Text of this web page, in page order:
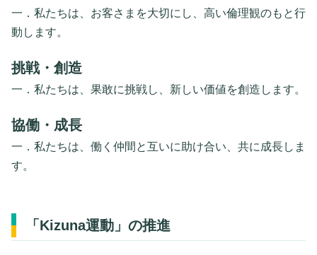
一．私たちは、お客さまを大切にし、高い倫理観のもと行
動します。
挑戦・創造
一．私たちは、果敢に挑戦し、新しい価値を創造します。
協働・成長
一．私たちは、働く仲間と互いに助け合い、共に成長しま
す。
「Kizuna運動」の推進